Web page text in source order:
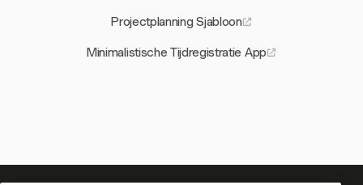
Projectplanning Sjabloon
Minimalistische Tijdregistratie App